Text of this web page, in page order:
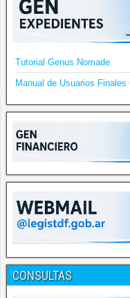
Tutorial Genus Nomade
Manual de Usuarios Finales
CONSULTAS